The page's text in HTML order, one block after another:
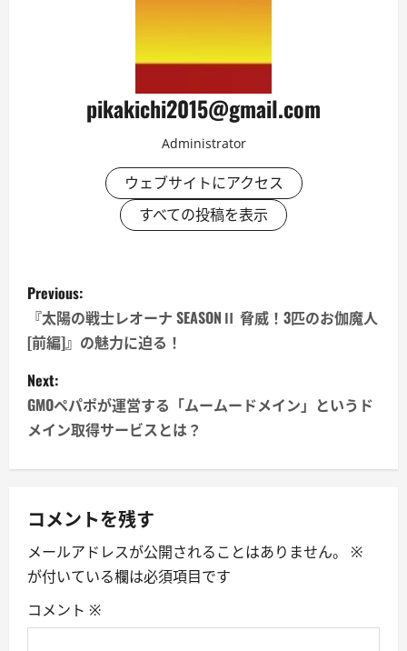
pikakichi2015@gmail.com
Administrator
ウェブサイトにアクセス
すべての投稿を表示
P
o
s
t
n
a
v
i
g
a
Previous:
『太陽の戦士レオーナ SEASONⅡ 脅威！3匹のお伽魔人
[前編]』の魅力に迫る！
Next:
GMOペパポが運営する「ムームードメイン」というド
メイン取得サービスとは？
コメントを残す
メールアドレスが公開されることはありません。
※
が付いている欄は必須項目です
コメント ※